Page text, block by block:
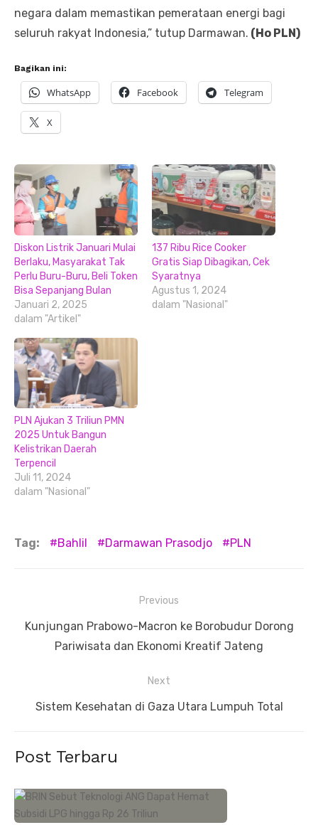
negara dalam memastikan pemerataan energi bagi
seluruh rakyat Indonesia,” tutup Darmawan. (Ho PLN)
Bagikan ini:
WhatsApp Facebook Telegram
X
Diskon Listrik Januari Mulai
Berlaku, Masyarakat Tak
Perlu Buru-Buru, Beli Token
Bisa Sepanjang Bulan
Januari 2, 2025
dalam "Artikel"
137 Ribu Rice Cooker
Gratis Siap Dibagikan, Cek
Syaratnya
Agustus 1, 2024
dalam "Nasional"
PLN Ajukan 3 Triliun PMN
2025 Untuk Bangun
Kelistrikan Daerah
Terpencil
Juli 11, 2024
dalam "Nasional"
Tag: Bahlil Darmawan Prasodjo PLN
pos
Previous
Previous
Kunjungan Prabowo-Macron ke Borobudur Dorong
Pariwisata dan Ekonomi Kreatif Jateng
Next
Next
Sistem Kesehatan di Gaza Utara Lumpuh Total
Post Terbaru